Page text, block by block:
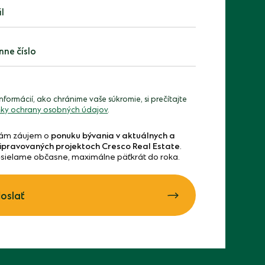
ako chránime vaše súkromie, si prečítajte
ochrany osobných údajov.
záujem o ponuku bývania v aktuálnych a
projektoch Cresco Real Estate.
občasne, maximálne päťkrát do roka.